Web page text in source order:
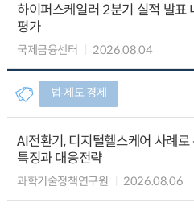
하이퍼스케일러 2분기 실적 발표
평가
국제금융센터 2026.08.04
법∙제도 경제
AI전환기, 디지털헬스케어 사례로
특징과 대응전략
과학기술정책연구원 2026.08.06